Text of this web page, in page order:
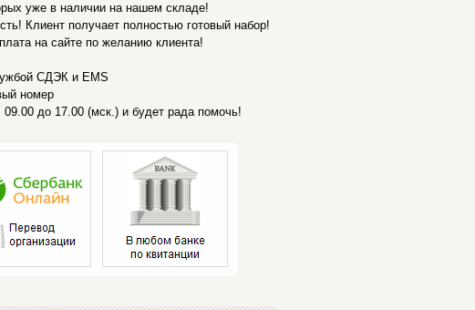
уже в наличии на нашем складе!
Клиент получает полностью готовый набор!
на сайте по желанию клиента!
СДЭК и EMS
номер
09.00 до 17.00 (мск.) и будет рада помочь!